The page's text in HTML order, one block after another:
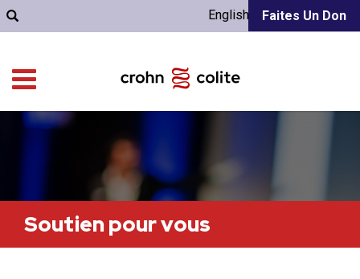
Faites Un Don
English
Soutien pour vous